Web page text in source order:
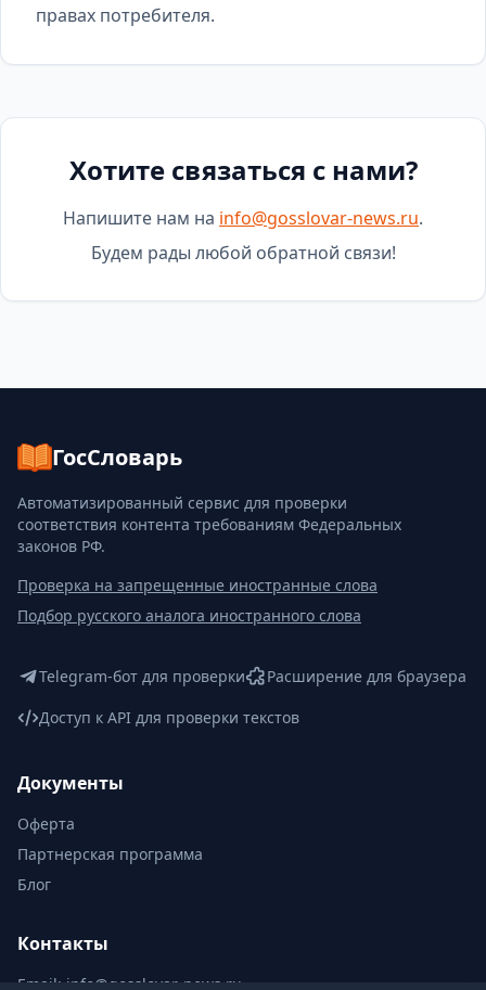
правах потребителя.
Хотите связаться с нами?
Напишите нам на info@gosslovar-news.ru.
Будем рады любой обратной связи!
ГосСловарь
Автоматизированный сервис для проверки
соответствия контента требованиям Федеральных
законов РФ.
Проверка на запрещенные иностранные слова
Подбор русского аналога иностранного слова
Telegram-бот для проверки
Расширение для браузера
Доступ к API для проверки текстов
Документы
Оферта
Партнерская программа
Блог
Контакты
Email: info@gosslovar-news.ru